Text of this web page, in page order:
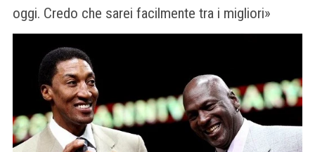
oggi. Credo che sarei facilmente tra i migliori»